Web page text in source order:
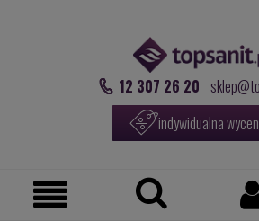
12 307 26 20
indywidualna